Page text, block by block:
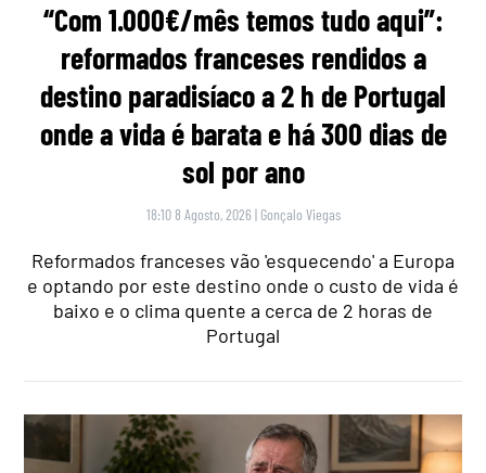
“Com 1.000€/mês temos tudo aqui”:
reformados franceses rendidos a
destino paradisíaco a 2 h de Portugal
onde a vida é barata e há 300 dias de
sol por ano
18:10 8 Agosto, 2026 | Gonçalo Viegas
Reformados franceses vão 'esquecendo' a Europa
e optando por este destino onde o custo de vida é
baixo e o clima quente a cerca de 2 horas de
Portugal